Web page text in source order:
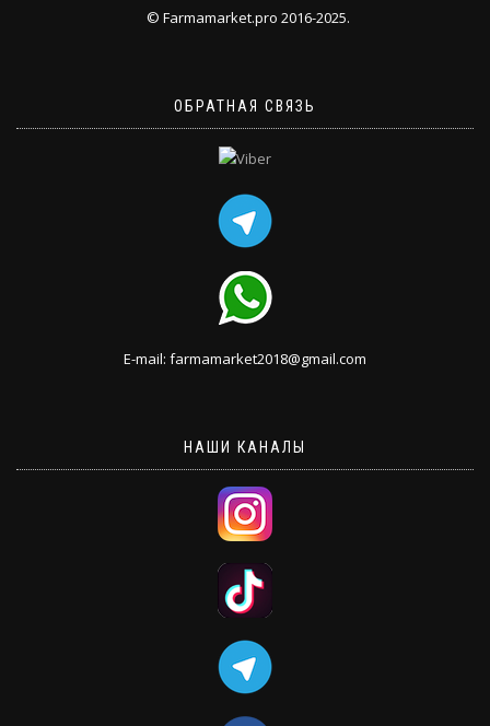
© Farmamarket.pro 2016-2025.
ОБРАТНАЯ СВЯЗЬ
E-mail: farmamarket2018@gmail.com
НАШИ КАНАЛЫ